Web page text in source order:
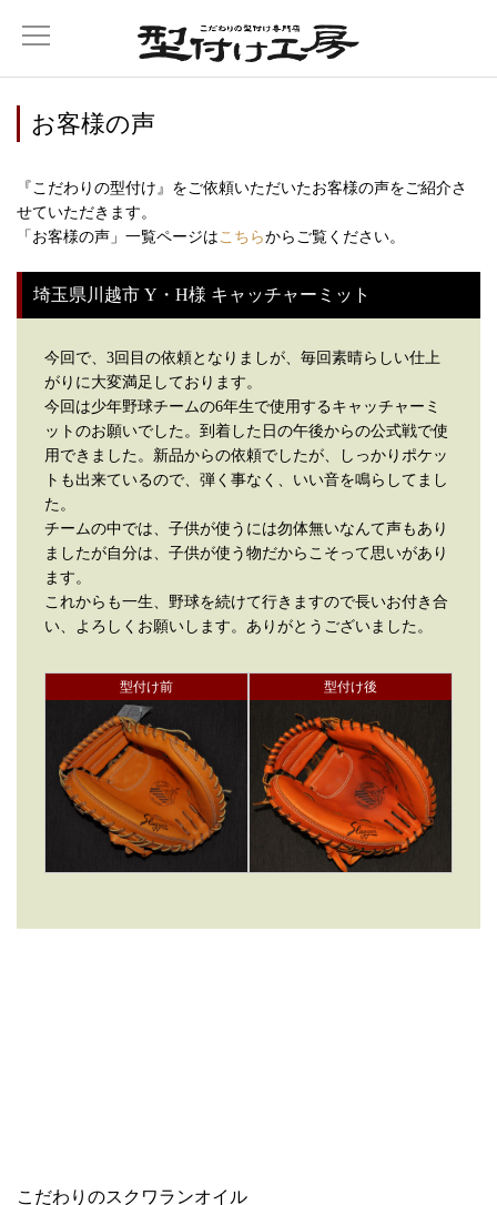
お客様の声
『こだわりの型付け』をご依頼いただいたお客様の声をご紹介さ
せていただきます。
「お客様の声」一覧ページはこちらからご覧ください。
埼玉県川越市 Y・H様 キャッチャーミット
今回で、3回目の依頼となりましが、毎回素晴らしい仕上
がりに大変満足しております。
今回は少年野球チームの6年生で使用するキャッチャーミ
ットのお願いでした。到着した日の午後からの公式戦で使
用できました。新品からの依頼でしたが、しっかりポケッ
トも出来ているので、弾く事なく、いい音を鳴らしてまし
た。
チームの中では、子供が使うには勿体無いなんて声もあり
ましたが自分は、子供が使う物だからこそって思いがあり
ます。
これからも一生、野球を続けて行きますので長いお付き合
い、よろしくお願いします。ありがとうございました。
型付け前 型付け後
こだわりのスクワランオイル